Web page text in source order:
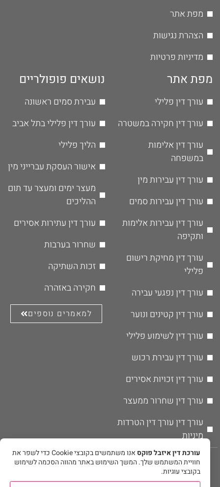
מפת אתר
הצהרת נגישות
מדיניות פרטיות
מפת אתר
עורך דין פלילי
עורך דין חקירה במשטרה
עורך דין אלימות
במשפחה
עורך דין עבירות מין
עורך דין עבירות סמים
עורך דין עבירות אלימות
ותקיפה
עורך דין מחיקת רישום
פלילי
עורך דין נפגעי עבירה
עורך דין קטינים ונוער
עורך דין לשימוע פלילי
עורך דין עבירת רכוש
עורך דין זכויות אסירים
עורך דין שחרור ממעצר
עורך דין עורך דין הטרדות
מיניות
נושאים פופולריים
עבירת סמים ראשונה
עורך דין פלילי בתל אביב
הליך פלילי
אישור העסקת עברייני מין
מעצר ימים ומעצר עד תום
ההליכים
עורך דין עתירות אסירים
שחרור בערבות
זכות השתיקה
חקירה באזהרה
למאמרים נוספים
© אין להעתיק או לשכפל את תוכן האתר ללא אישור מפורש בכתב מבעל
האתר.
מקדם אתרים
עורכת דין איזבל פוקס
אנו משתמשים בקובצי Cookie כדי לשפר את
חוויית המשתמש שלך. המשך השימוש באתר מהווה הסכמה לשימוש
בקובצי עוגיות.